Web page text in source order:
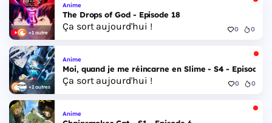
+1 autre
Anime
The Drops of God - Episode 18
Ça sort aujourd'hui ! 0 0
+2 autres
Anime
Moi, quand je me réincarne en Slime - S4 - Episode
Ça sort aujourd'hui ! 0 0
Anime